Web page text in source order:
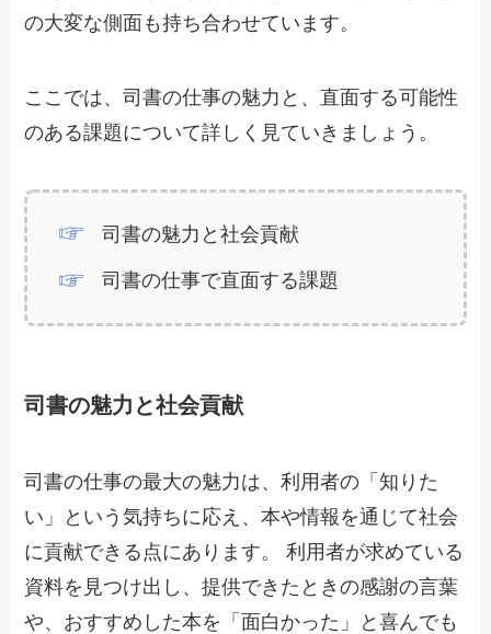
の大変な側面も持ち合わせています。
ここでは、司書の仕事の魅力と、直面する可能性
のある課題について詳しく見ていきましょう。
司書の魅力と社会貢献
司書の仕事で直面する課題
司書の魅力と社会貢献
司書の仕事の最大の魅力は、利用者の「知りた
い」という気持ちに応え、本や情報を通じて社会
に貢献できる点にあります。 利用者が求めている
資料を見つけ出し、提供できたときの感謝の言葉
や、おすすめした本を「面白かった」と喜んでも